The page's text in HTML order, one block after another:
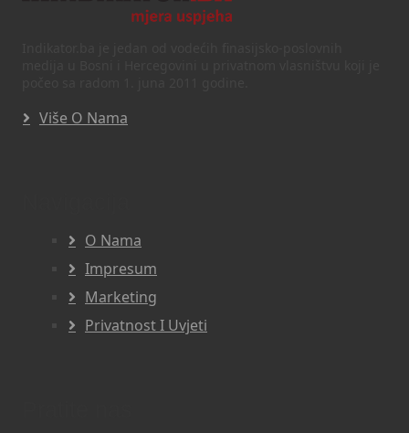
Više O Nama
O Nama
Impresum
Marketing
Privatnost I Uvjeti